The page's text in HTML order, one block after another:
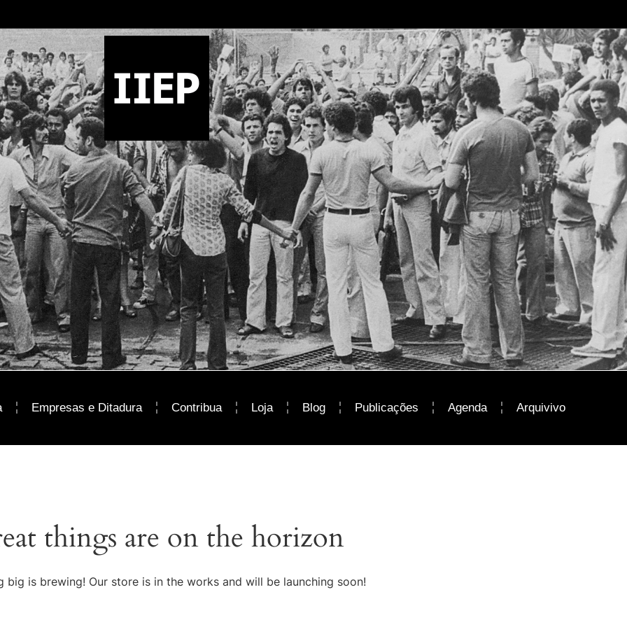
Empresas e Ditadura Contribua Loja Blog Publicações Agenda Arquivivo
things are on the horizon
big is brewing! Our store is in the works and will be launching soon!